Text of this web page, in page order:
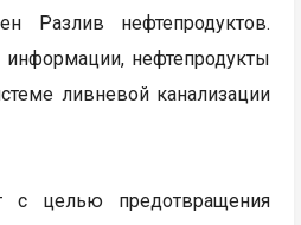
Разлив нефтепродуктов.
нефтепродукты
ливневой канализации
целью предотвращения